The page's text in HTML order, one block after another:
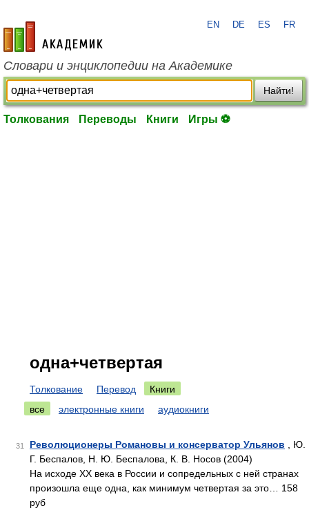
academic.ru
EN DE ES FR
Словари и энциклопедии на Академике
Найти!
Толкования Переводы Книги Игры ⚽
одна+четвертая
Толкование Перевод
Книги
все
электронные книги аудиокниги
31 Революционеры Романовы и консерватор Ульянов , Ю.
Г. Беспалов, Н. Ю. Беспалова, К. В. Носов (2004)
На исходе XX века в России и сопредельных с ней странах
произошла еще одна, как минимум четвертая за это… 158
руб